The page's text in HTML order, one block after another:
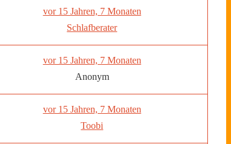
vor 15 Jahren, 7 Monaten
Schlafberater
vor 15 Jahren, 7 Monaten
Anonym
vor 15 Jahren, 7 Monaten
Toobi